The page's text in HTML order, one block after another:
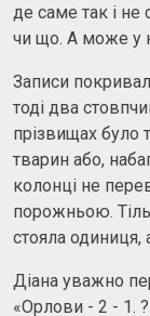
де саме так і
чи що. А може у
Записи
тоді два
прізвищах було
тварин або,
колонці не
порожньою.
стояла одиниця,
Діана уважно
«Орлови - 2 - 1.